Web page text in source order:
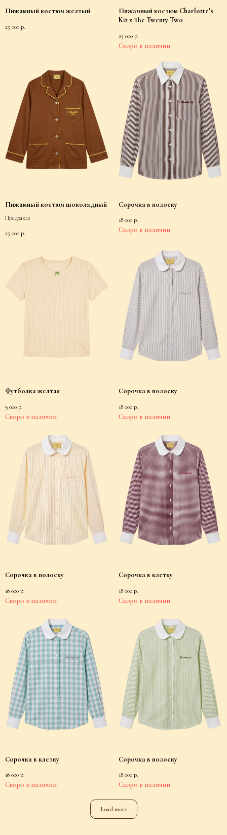
Пижамный костюм желтый
25 000 р.
Пижамный костюм Charlotte’s
Kit x The Twenty Two
25 000 р.
Пижамный костюм шоколадный
Предзаказ
25 000 р.
Сорочка в полоску
18 000 р.
Футболка желтая
9 000 р.
Сорочка в полоску
18 000 р.
Сорочка в полоску
18 000 р.
Сорочка в клетку
18 000 р.
Сорочка в клетку
18 000 р.
Сорочка в полоску
18 000 р.
Load more